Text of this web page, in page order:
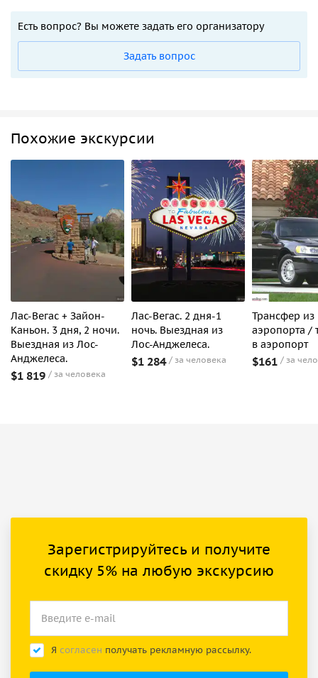
Есть вопрос? Вы можете задать его организатору
Задать вопрос
Похожие экскурсии
Лас-Вегас + Зайон-
Каньон. 3 дня, 2 ночи.
Выездная из Лос-
Анджелеса.
$1 819 за человека
Лас-Вегас. 2 дня-1
ночь. Выездная из
Лос-Анджелеса.
$1 284 за человека
Трансфер из
аэропорта /
в аэропорт
$161 за
Зарегистрируйтесь и получите
скидку 5% на любую экскурсию
Я согласен получать рекламную рассылку.